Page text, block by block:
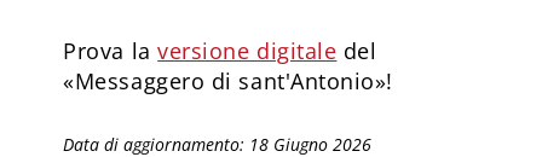
Prova laversione digitale del
«Messaggero di sant'Antonio»!
Data di aggiornamento: 18 Giugno 2026